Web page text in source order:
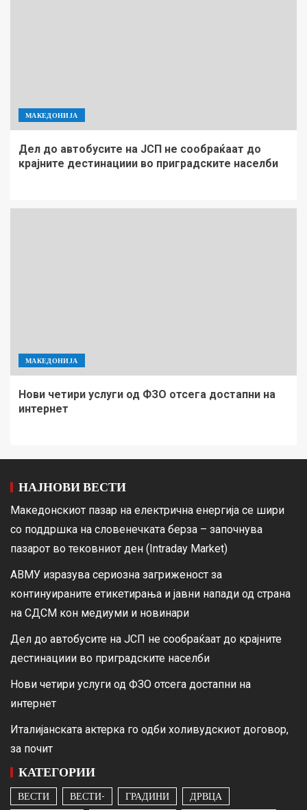
МАКЕДОНИЈА
Дел до автобусите на ЈСП не сообраќаат до
крајните дестинациии во приградските населби
МАКЕДОНИЈА
Нови четири услуги од ФЗО отсега достапни на
интернет
НАЈНОВИ ВЕСТИ
Македонскиот пазар на електрична енергија се шири
со поддршка на словенечката берза – започнува
пазарот во тековниот ден (Intraday Market)
АВМУ изразува сериозна загриженост за
континуираните етикетирања и јавни напади од страна
на СДСМ кон медиуми и новинари
Дел до автобусите на ЈСП не сообраќаат до крајните
дестинациии во приградските населби
Нови четири услуги од ФЗО отсега достапни на
интернет
Италијанската актерка го одби холивудскиот договор,
за почит
КАТЕГОРИИ
ВЕСТИ ВЕСТИ- ГРАДИНИ
ДРВЦА